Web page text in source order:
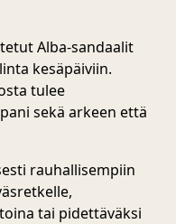
Alba-sandaalit
kesäpäiviin.
tulee
sekä arkeen että
rauhallisempiin
tai pidettäväksi